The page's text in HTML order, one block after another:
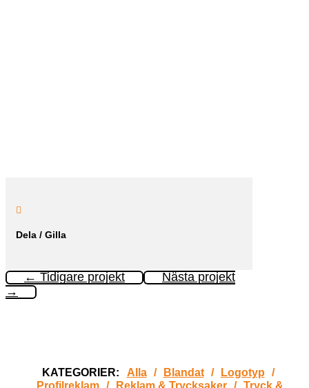

Dela / Gilla
← Tidigare projekt
Nästa projekt
→
KATEGORIER: Alla / Blandat / Logotyp
/
Profilreklam / Reklam & Trycksaker / Tryck &